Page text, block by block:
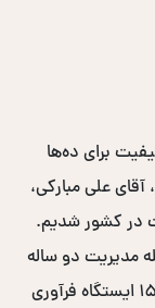
برای ده‌ها
علی مبارکی،
در کشور شدیم.
مدیریت دو ساله
پروژه ایمنی و بهداشت مواد غذایی HACCP در ۱۵ ایستگاه فرآوری